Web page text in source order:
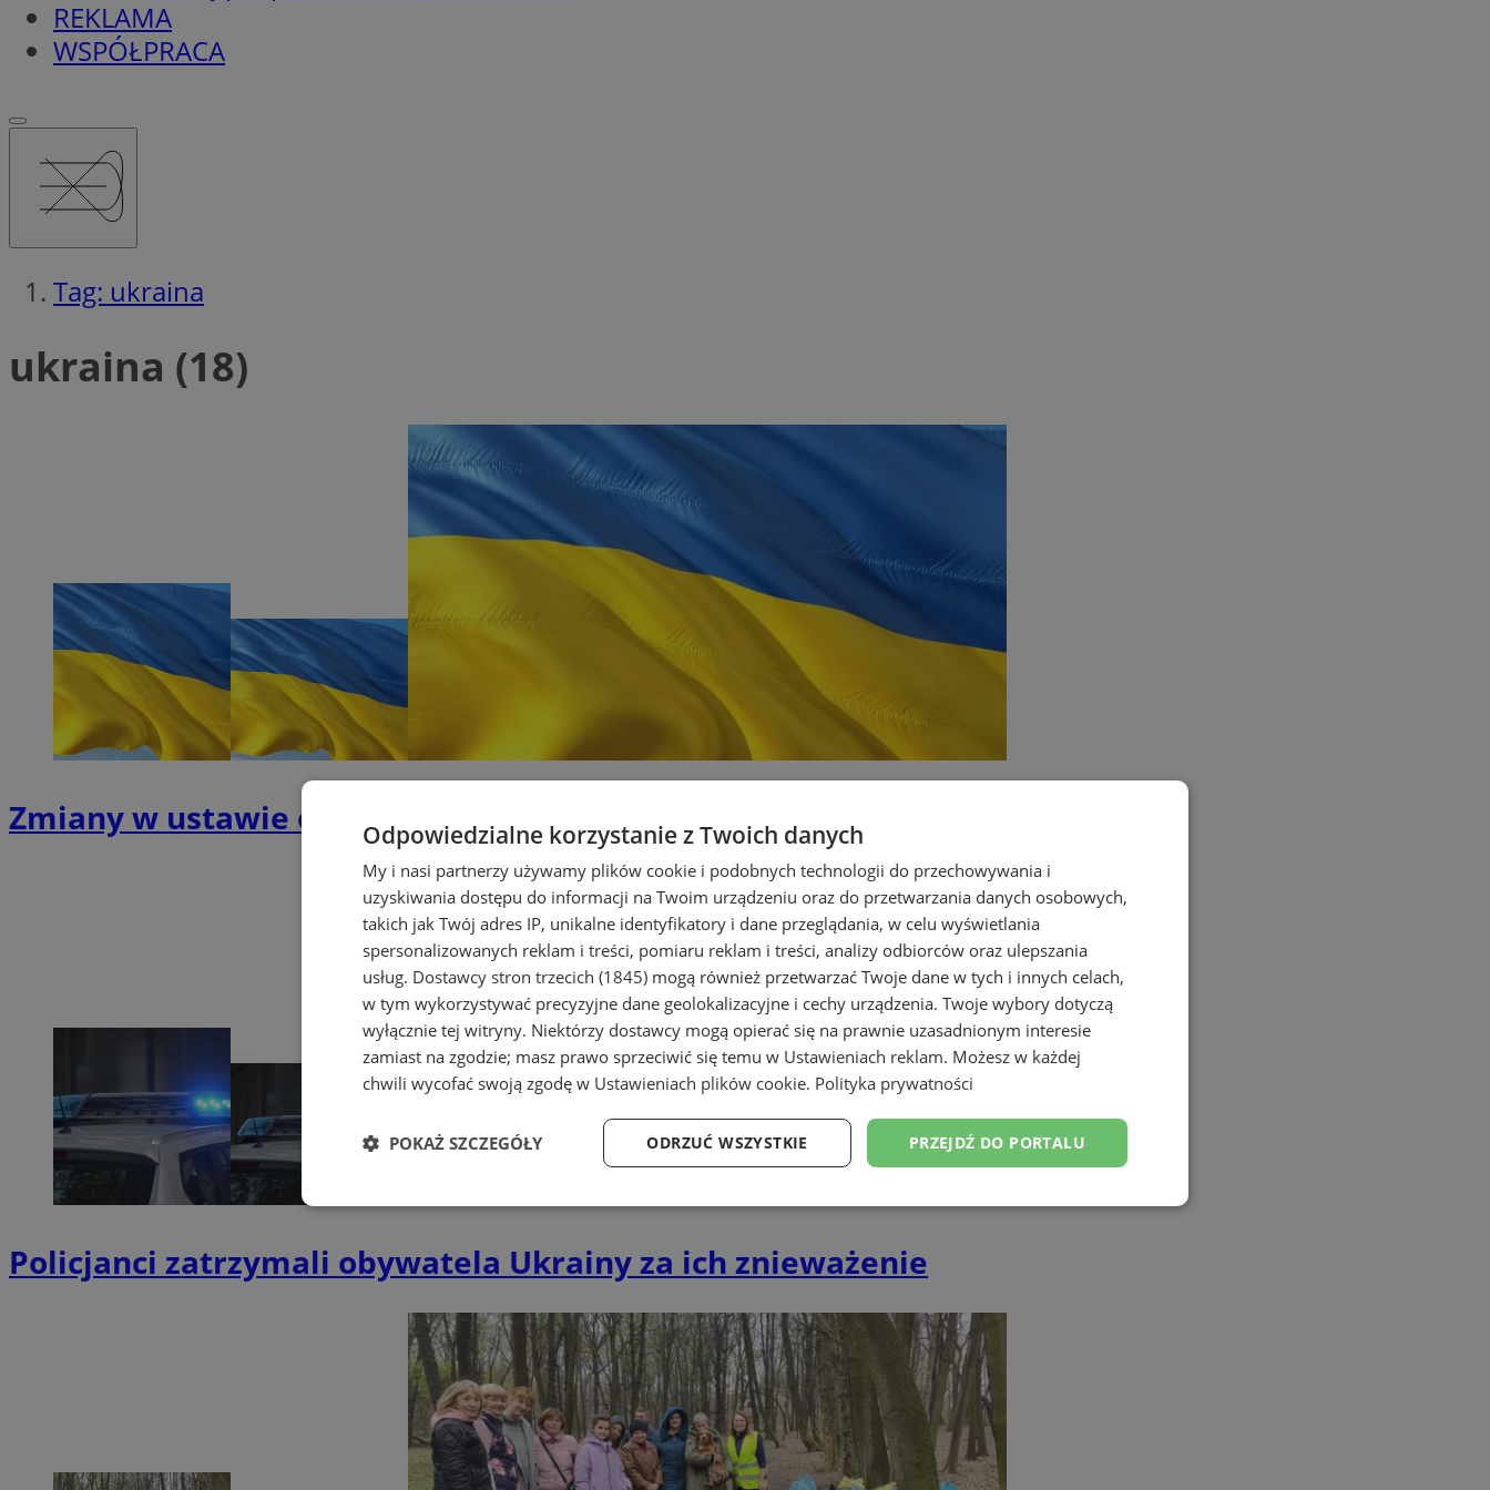
REKLAMA
WSPÓŁPRACA
Tag: ukraina
ukraina (18)
Zmiany w ustawie o pomocy obywatelom Ukrainy. Czego dotyczą?
Policjanci zatrzymali obywatela Ukrainy za ich znieważenie
Odpowiedzialne korzystanie z Twoich danych
My i nasi partnerzy używamy plików cookie i podobnych technologii do przechowywania i
uzyskiwania dostępu do informacji na Twoim urządzeniu oraz do przetwarzania danych osobowych,
takich jak Twój adres IP, unikalne identyfikatory i dane przeglądania, w celu wyświetlania
spersonalizowanych reklam i treści, pomiaru reklam i treści, analizy odbiorców oraz ulepszania
usług. Dostawcy stron trzecich (1845) mogą również przetwarzać Twoje dane w tych i innych celach,
w tym wykorzystywać precyzyjne dane geolokalizacyjne i cechy urządzenia. Twoje wybory dotyczą
wyłącznie tej witryny. Niektórzy dostawcy mogą opierać się na prawnie uzasadnionym interesie
zamiast na zgodzie; masz prawo sprzeciwić się temu w Ustawieniach reklam. Możesz w każdej
chwili wycofać swoją zgodę w Ustawieniach plików cookie. Polityka prywatności
PRZEJDŹ DO PORTALU
ODRZUĆ WSZYSTKIE
POKAŻ SZCZEGÓŁY
Niezbędne Wydajność Targetowanie Funkcjonalność Niesklasyfikowane
Niezbędne Wydajność Targetowanie Funkcjonalność Niesklasyfikowane
Niezbędne pliki cookie umożliwiają korzystanie z podstawowych funkcji strony internetowej, takich jak logowanie użytkownika i
zarządzanie kontem. Bez niezbędnych plików cookie nie można prawidłowo korzystać ze strony internetowej.
Nazwa Provider/Domena
Okres
przechowywania
Opis